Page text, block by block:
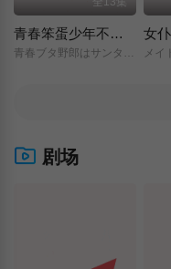
青春笨蛋少年不做圣诞服女郎的梦
剧场